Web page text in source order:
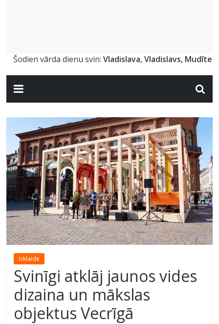
Šodien vārda dienu svin:Vladislava, Vladislavs, Mudīte
Izklaide
Svinīgi atklāj jaunos vides
dizaina un mākslas
objektus Vecrīgā